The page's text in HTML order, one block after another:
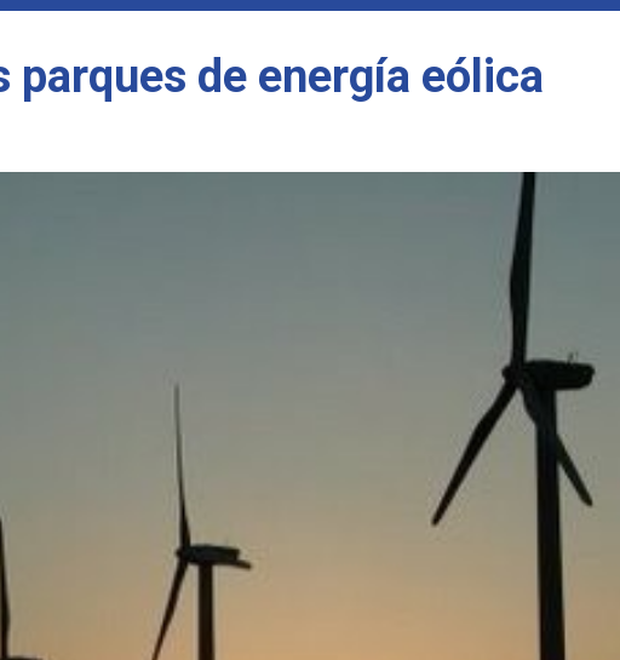
parques de energía eólica